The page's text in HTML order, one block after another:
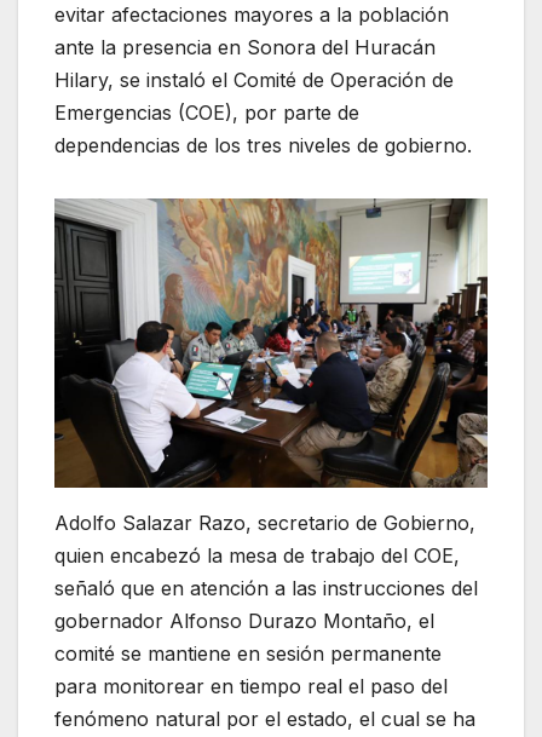
evitar afectaciones mayores a la población
ante la presencia en Sonora del Huracán
Hilary, se instaló el Comité de Operación de
Emergencias (COE), por parte de
dependencias de los tres niveles de gobierno.
Adolfo Salazar Razo, secretario de Gobierno,
quien encabezó la mesa de trabajo del COE,
señaló que en atención a las instrucciones del
gobernador Alfonso Durazo Montaño, el
comité se mantiene en sesión permanente
para monitorear en tiempo real el paso del
fenómeno natural por el estado, el cual se ha